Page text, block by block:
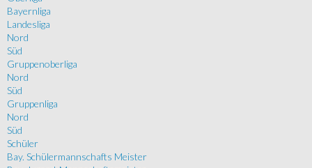
Bayernliga
Landesliga
Nord
Süd
Gruppenoberliga
Nord
Süd
Gruppenliga
Nord
Süd
Schüler
Bay. Schülermannschafts Meister